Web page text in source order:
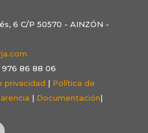
6 C/P 50570 - AINZÓN -
976 86 88 06
privacidad | Política de
| Documentación|